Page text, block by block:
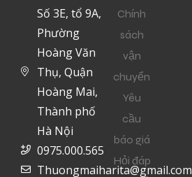
Số 3E, tổ 9A,
Phường
Hoàng Văn
Thụ, Quận
Hoàng Mai,
Thành phố
Hà Nội
0975.000.565
Thuongmaiharita@gmail.com
Chính
sách
vận
chuyển
Yêu
cầu
báo giá
Hỏi đáp